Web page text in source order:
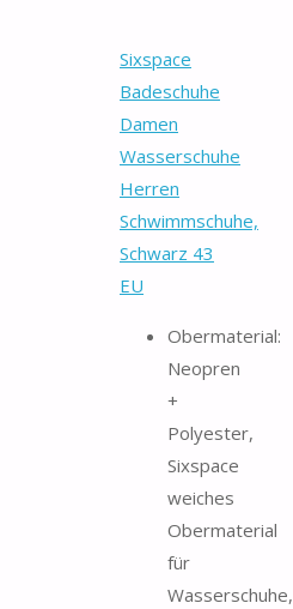
Sixspace
Badeschuhe
Damen
Wasserschuhe
Herren
Schwimmschuhe,
Schwarz 43
EU
Obermaterial:
Neopren
+
Polyester,
Sixspace
weiches
Obermaterial
für
Wasserschuhe,